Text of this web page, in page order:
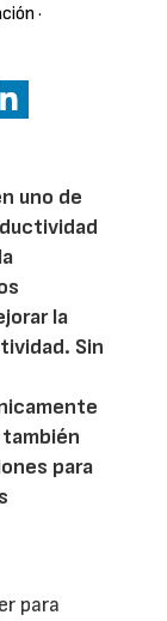
·
uno de
la
Sin
para
para